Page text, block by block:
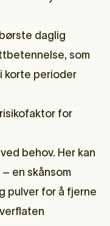
daglig
som
korte perioder
for
behov. Her kan
en skånsom
pulver for å fjerne